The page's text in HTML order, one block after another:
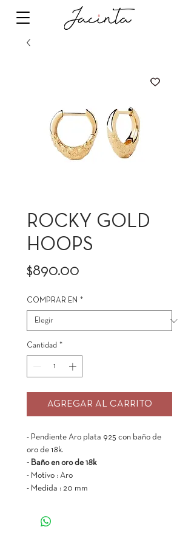
ROCKY GOLD
HOOPS
$890.00
COMPRAR EN *
Cantidad *
AGREGAR AL CARRITO
- Pendiente Aro plata 925 con baño de
oro de 18k.
- Baño en oro de 18k
- Motivo : Aro
- Medida : 20 mm